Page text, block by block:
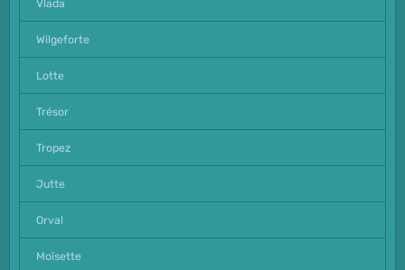
Vlada
Wilgeforte
Lotte
Trésor
Tropez
Jutte
Orval
Moïsette